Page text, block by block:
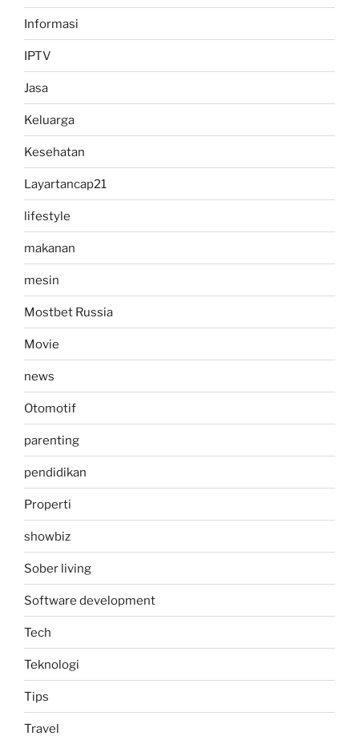
Informasi
IPTV
Jasa
Keluarga
Kesehatan
Layartancap21
lifestyle
makanan
mesin
Mostbet Russia
Movie
news
Otomotif
parenting
pendidikan
Properti
showbiz
Sober living
Software development
Tech
Teknologi
Tips
Travel